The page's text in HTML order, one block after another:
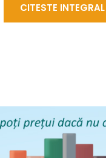
CITESTE INTEGRAL